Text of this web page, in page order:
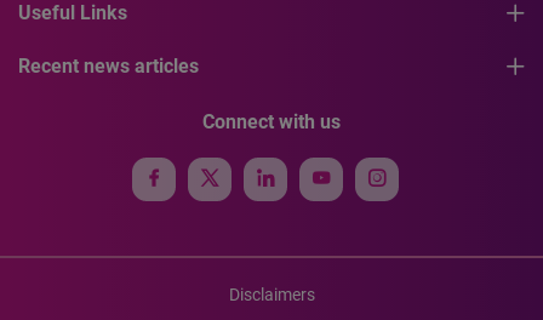
Useful Links
Recent news articles
Connect with us
Disclaimers